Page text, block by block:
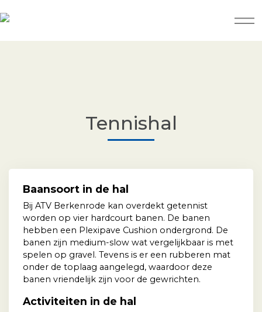
Tennishal
Baansoort in de hal
Bij ATV Berkenrode kan overdekt getennist
worden op vier hardcourt banen. De banen
hebben een Plexipave Cushion ondergrond. De
banen zijn medium-slow wat vergelijkbaar is met
spelen op gravel. Tevens is er een rubberen mat
onder de toplaag aangelegd, waardoor deze
banen vriendelijk zijn voor de gewrichten.
Activiteiten in de hal